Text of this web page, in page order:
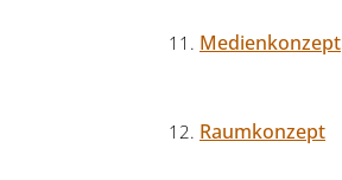
Medienkonzept
Raumkonzept